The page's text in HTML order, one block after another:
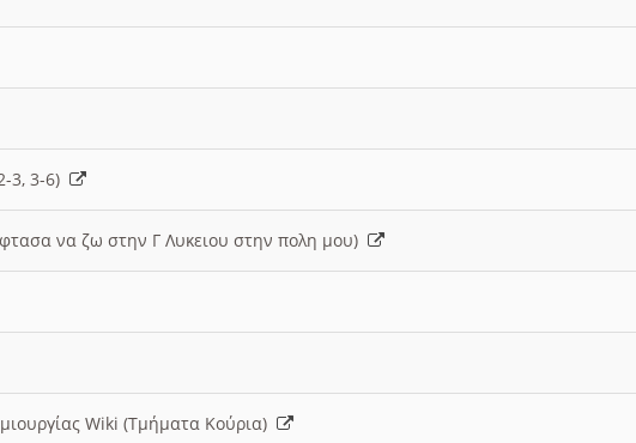
3, 3-6)
να ζω στην Γ Λυκειου στην πολη μου)
Wiki (Τμήματα Κούρια)